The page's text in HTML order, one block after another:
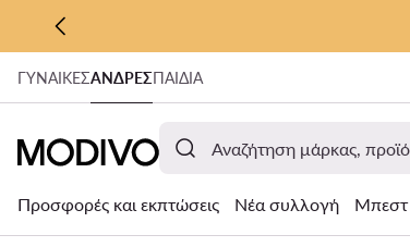
ΜΕΤΆΒΑΣΗ ΣΤΟ ΚΎΡΙΟ ΠΕΡΙΕΧΌΜΕΝΟ
ΜΕΤΆΒΑΣΗ ΣΤΗΝ ΑΝΑΖΉΤΗΣΗ
ΓΥΝΑΊΚΕΣΑΝΔΡΕΣΠΑΙΔΙΑ
Προσφορές και εκπτώσεις Νέα συλλογή Μπεστ